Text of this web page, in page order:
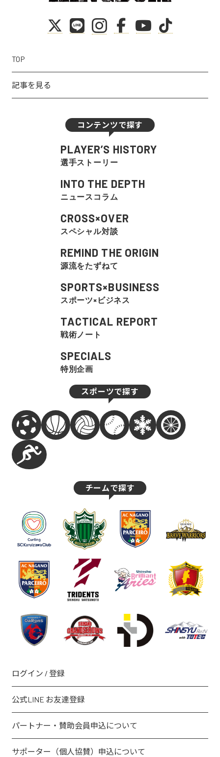
TOP
記事を見る
コンテンツで探す
PLAYER’S HISTORY
選手ストーリー
INTO THE DEPTH
ニュースコラム
CROSS×OVER
スペシャル対談
REMIND THE ORIGIN
源流をたずねて
SPORTS×BUSINESS
スポーツ×ビジネス
TACTICAL REPORT
戦術ノート
SPECIALS
特別企画
スポーツで探す
チームで探す
ログイン / 登録
公式LINE お友達登録
パートナー・賛助会員申込について
サポーター（個人協賛）申込について